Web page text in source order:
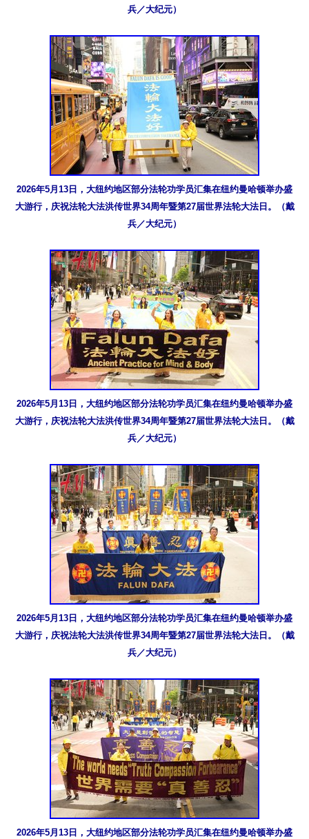
兵／大纪元）
2026年5月13日，大纽约地区部分法轮功学员汇集在纽约曼哈顿举办盛
大游行，庆祝法轮大法洪传世界34周年暨第27届世界法轮大法日。（戴
兵／大纪元）
2026年5月13日，大纽约地区部分法轮功学员汇集在纽约曼哈顿举办盛
大游行，庆祝法轮大法洪传世界34周年暨第27届世界法轮大法日。（戴
兵／大纪元）
2026年5月13日，大纽约地区部分法轮功学员汇集在纽约曼哈顿举办盛
大游行，庆祝法轮大法洪传世界34周年暨第27届世界法轮大法日。（戴
兵／大纪元）
2026年5月13日，大纽约地区部分法轮功学员汇集在纽约曼哈顿举办盛